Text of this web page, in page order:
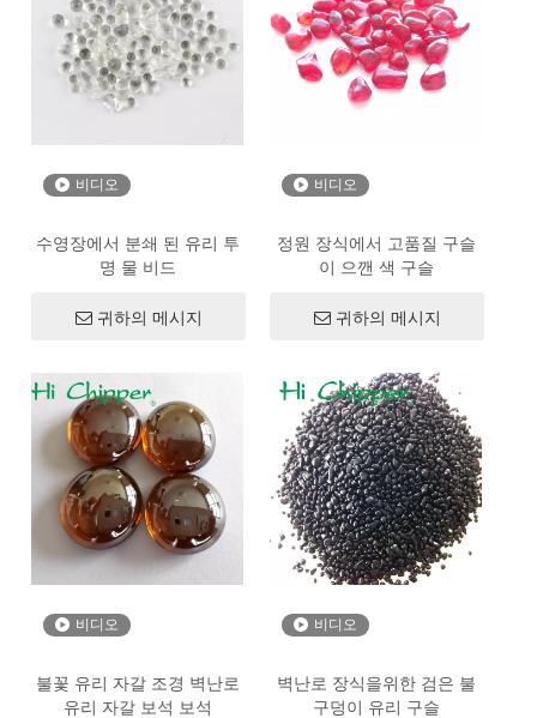
비디오
수영장에서 분쇄 된 유리 투
명 물 비드
귀하의 메시지
비디오
정원 장식에서 고품질 구슬
이 으깬 색 구슬
귀하의 메시지
비디오
불꽃 유리 자갈 조경 벽난로
유리 자갈 보석 보석
비디오
벽난로 장식을위한 검은 불
구덩이 유리 구슬